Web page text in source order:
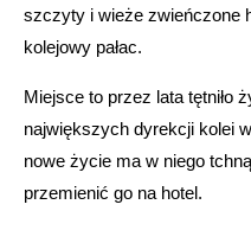
szczyty i wieże zwieńczone
kolejowy pałac.
Miejsce to przez lata tętniło
największych dyrekcji kolei
nowe życie ma w niego
przemienić go na hotel.